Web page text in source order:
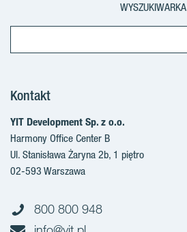
WYSZUKIWARKA
Kontakt
YIT Development Sp. z o.o.
Harmony Office Center B
Ul. Stanisława Żaryna 2b, 1 piętro
02-593 Warszawa
800 800 948